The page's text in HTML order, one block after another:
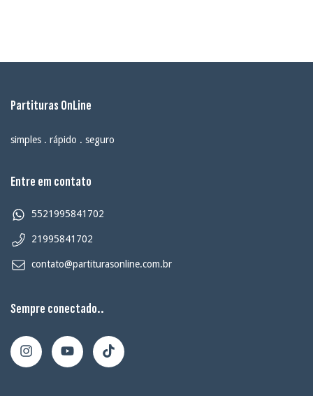
Partituras OnLine
simples . rápido . seguro
Entre em contato
5521995841702
21995841702
contato@partiturasonline.com.br
Sempre conectado..